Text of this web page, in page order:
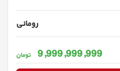
رومانی
9,999,999,999 تومان